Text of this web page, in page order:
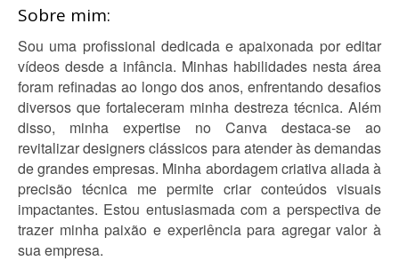
Sobre mim:
Sou uma profissional dedicada e apaixonada por editar
vídeos desde a infância. Minhas habilidades nesta área
foram refinadas ao longo dos anos, enfrentando desafios
diversos que fortaleceram minha destreza técnica. Além
disso, minha expertise no Canva destaca-se ao
revitalizar designers clássicos para atender às demandas
de grandes empresas. Minha abordagem criativa aliada à
precisão técnica me permite criar conteúdos visuais
impactantes. Estou entusiasmada com a perspectiva de
trazer minha paixão e experiência para agregar valor à
sua empresa.